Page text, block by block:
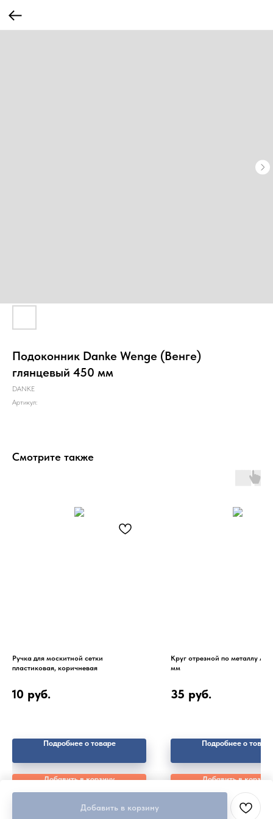
Подоконник Danke Wenge (Венге)
глянцевый 450 мм
DANKE
Артикул:
Добавить в корзину
Смотрите также
Ручка для москитной сетки
пластиковая, коричневая
10 руб.
Подробнее о товаре
Добавить в корзину
Круг отрезной по металлу
мм
35 руб.
Подробнее о
Добавить в корзину